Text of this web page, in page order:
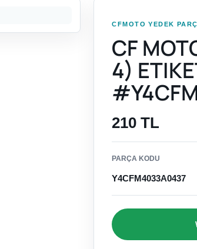
CFMOTO YEDEK
CF
4)
210 TL
PARÇA KODU
Y4CFM4033A0437